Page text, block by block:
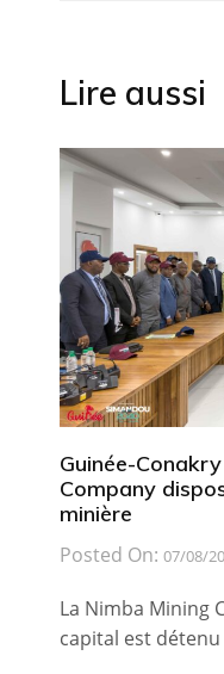
Lire aussi
Guinée-
Company
minière
Posted On: 07/08/
La Nimba Mining
capital est détenu